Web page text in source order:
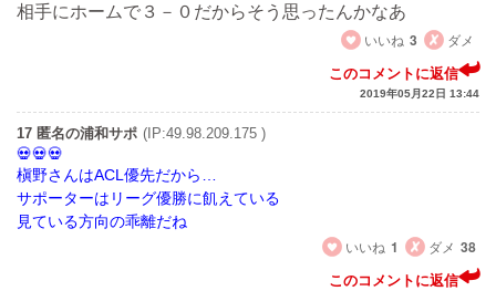
相手にホームで３－０だからそう思ったんかなあ
いいね 3 ダメ
このコメントに返信
2019年05月22日 13:44
17 匿名の浦和サポ (IP:49.98.209.175 )
槇野さんはACL優先だから…
サポーターはリーグ優勝に飢えている
見ている方向の乖離だね
いいね 1 ダメ 38
このコメントに返信